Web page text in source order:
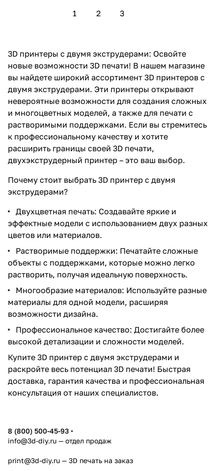
1 2 3
3D принтеры с двумя экструдерами: Освойте
новые возможности 3D печати! В нашем магазине
вы найдете широкий ассортимент 3D принтеров с
двумя экструдерами. Эти принтеры открывают
невероятные возможности для создания сложных
и многоцветных моделей, а также для печати с
растворимыми поддержками. Если вы стремитесь
к профессиональному качеству и хотите
расширить границы своей 3D печати,
двухэкструдерный принтер – это ваш выбор.
Почему стоит выбрать 3D принтер с двумя
экструдерами?
Двухцветная печать: Создавайте яркие и
эффектные модели с использованием двух разных
цветов или материалов.
Растворимые поддержки: Печатайте сложные
объекты с поддержками, которые можно легко
растворить, получая идеальную поверхность.
Многообразие материалов: Используйте разные
материалы для одной модели, расширяя
возможности дизайна.
Профессиональное качество: Достигайте более
высокой детализации и сложности моделей.
Купите 3D принтер с двумя экструдерами и
раскройте весь потенциал 3D печати! Быстрая
доставка, гарантия качества и профессиональная
консультация от наших специалистов.
8 (800) 500-45-93
info@3d-diy.ru — отдел продаж
print@3d-diy.ru — 3D печать на заказ